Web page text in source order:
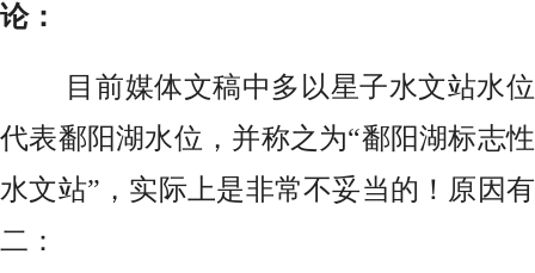
论：
目前媒体文稿中多以星子水文站水位
代表鄱阳湖水位，并称之为“鄱阳湖标志性
水文站”，实际上是非常不妥当的！原因有
二：